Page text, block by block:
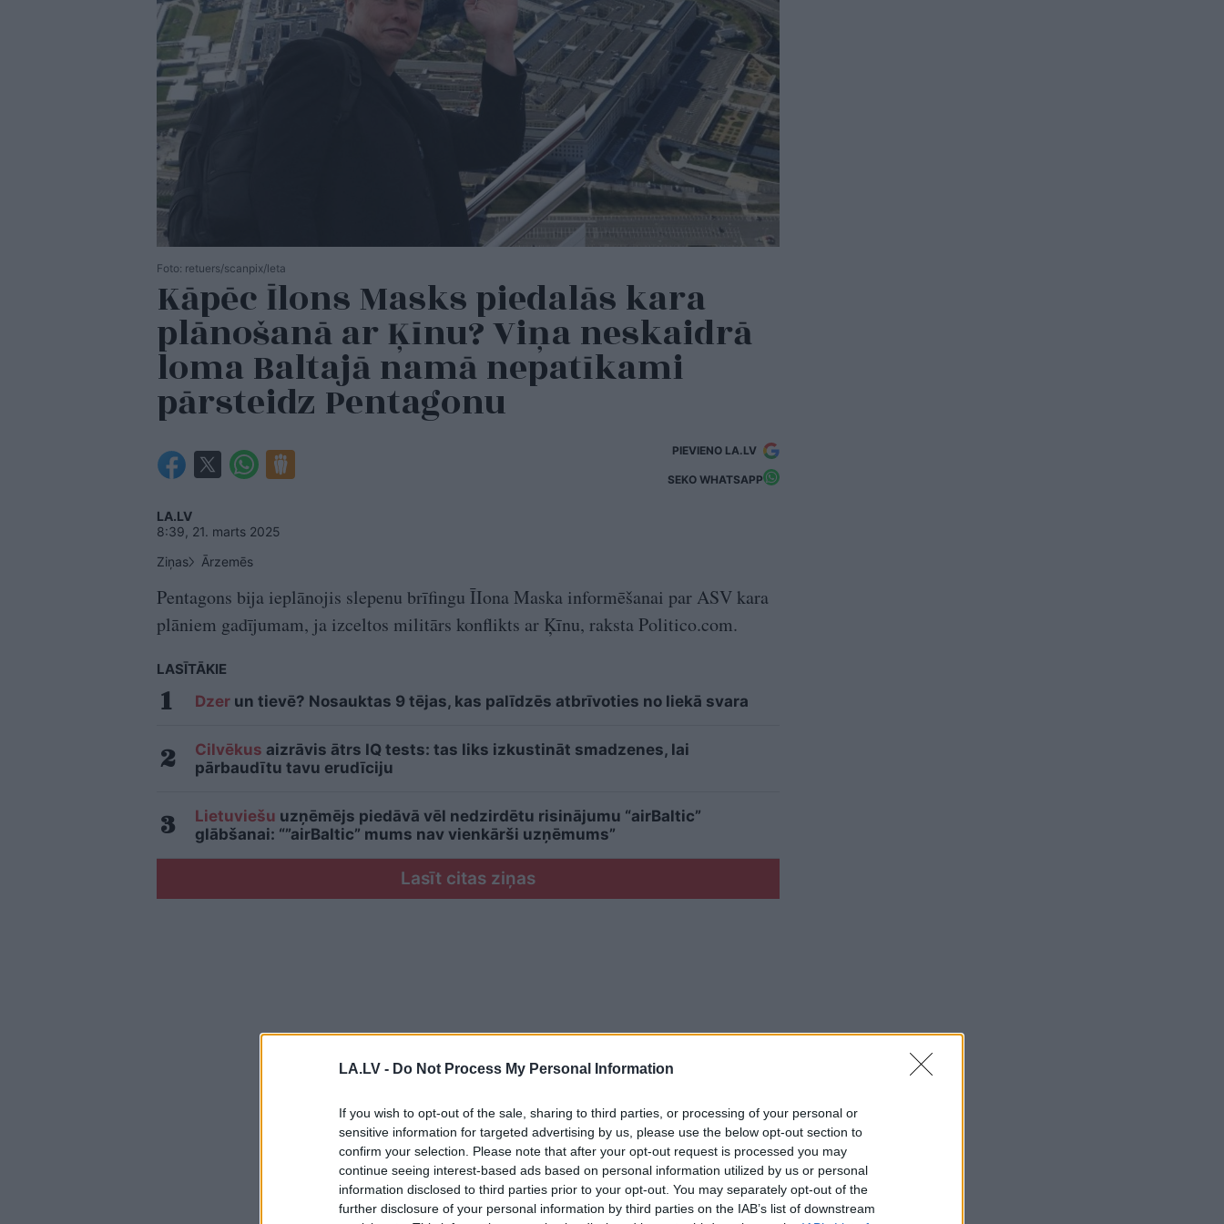
LA.LV - Do Not Process My Personal Information
If you wish to opt-out of the sale, sharing to third parties, or processing of your personal or
sensitive information for targeted advertising by us, please use the below opt-out section to
confirm your selection. Please note that after your opt-out request is processed you may
continue seeing interest-based ads based on personal information utilized by us or personal
information disclosed to third parties prior to your opt-out. You may separately opt-out of the
further disclosure of your personal information by third parties on the IAB’s list of downstream
Foto: retuers/scanpix/leta
Kāpēc Īlons Masks piedalās kara
plānošanā ar Ķīnu? Viņa neskaidrā
loma Baltajā namā nepatīkami
pārsteidz Pentagonu
PIEVIENO LA.LV
SEKO WHATSAPP
LA.LV
8:39, 21. marts 2025
Ziņas
Ārzemēs
Pentagons bija ieplānojis slepenu brīfingu ĪIona Maska informēšanai par ASV kara
plāniem gadījumam, ja izceltos militārs konflikts ar Ķīnu, raksta Politico.com.
LASĪTĀKIE
Dzer un tievē? Nosauktas 9 tējas, kas palīdzēs atbrīvoties no liekā svara
Cilvēkus aizrāvis ātrs IQ tests: tas liks izkustināt smadzenes, lai
pārbaudītu tavu erudīciju
Lietuviešu uzņēmējs piedāvā vēl nedzirdētu risinājumu “airBaltic”
glābšanai: “”airBaltic” mums nav vienkārši uzņēmums”
Lasīt citas ziņas